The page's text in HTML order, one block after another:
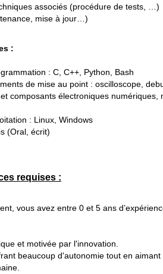
associés (procédure de tests, …)
mise à jour…)
:
: C, C++, Python, Bash
de mise au point : oscilloscope,
composants électroniques numériques,
: Linux, Windows
(Oral, écrit)
requises :
vous avez entre 0 et 5 ans
et motivée par l'innovation.
beaucoup d'autonomie tout en aimant